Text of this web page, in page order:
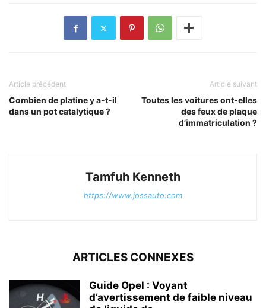
Article précédent
Combien de platine y a-t-il
dans un pot catalytique ?
Article suivant
Toutes les voitures ont-elles
des feux de plaque
d’immatriculation ?
Tamfuh Kenneth
https://www.jossauto.com
ARTICLES CONNEXES
Guide Opel : Voyant
d’avertissement de faible niveau